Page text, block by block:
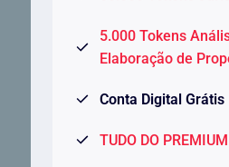
5.000 Tokens
Elaboração de
Conta Digital Grátis
TUDO DO